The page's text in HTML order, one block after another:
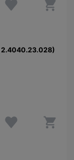
2.4040.23.028)